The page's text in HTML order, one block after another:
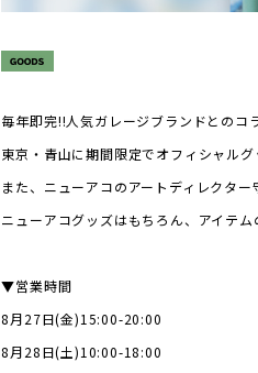
毎年即完‼︎人気ガレージブランドとのコ
東京・青山に期間限定でオフィシャル
また、ニューアコのアートディレクタ
ニューアコグッズはもちろん、アイテム
▼営業時間
8月27日(金)15:00-20:00
8月28日(土)10:00-18:00